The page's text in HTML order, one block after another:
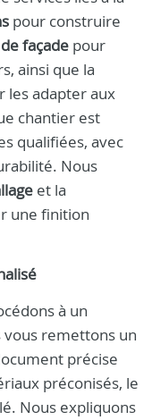
pour construire
façade pour
ainsi que la
les adapter aux
chantier est
qualifiées, avec
Nous
et la
une finition
à un
vous remettons un
précise
préconisés, le
Nous expliquons